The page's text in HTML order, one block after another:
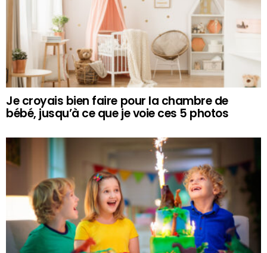
Je croyais bien faire pour la chambre de
bébé, jusqu’à ce que je voie ces 5 photos